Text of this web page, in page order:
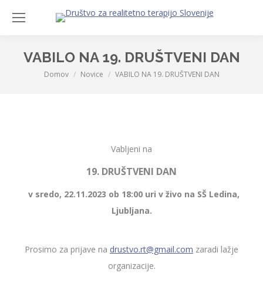
VABILO NA 19. DRUŠTVENI DAN
You are here:
Domov Novice VABILO NA 19. DRUŠTVENI DAN
Vabljeni na
19. DRUŠTVENI DAN
v sredo, 22.11.2023 ob 18:00 uri v živo na SŠ Ledina,
Ljubljana.
Prosimo za prijave na drustvo.rt@gmail.com zaradi lažje
organizacije.